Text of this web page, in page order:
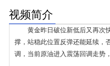
视频简介
黄金昨日破位新低后又再次快
撑，站稳此位置反弹还能延续，
调，当前原油进入震荡回调走势